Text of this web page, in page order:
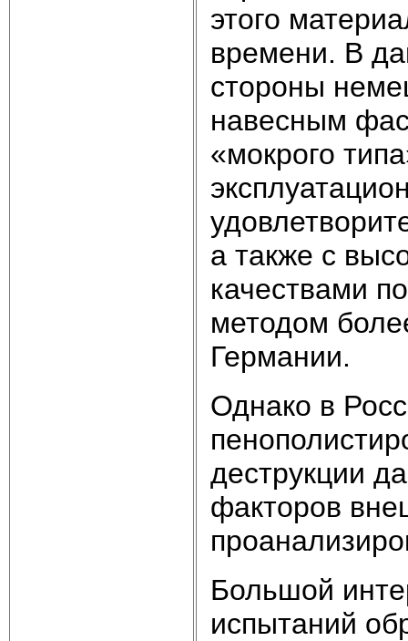
этого
времени. В
стороны
навесным
«мокрого
а также с
качествами
методом
Германии.
Однако в
деструкции
факторов
Большой
испытаний